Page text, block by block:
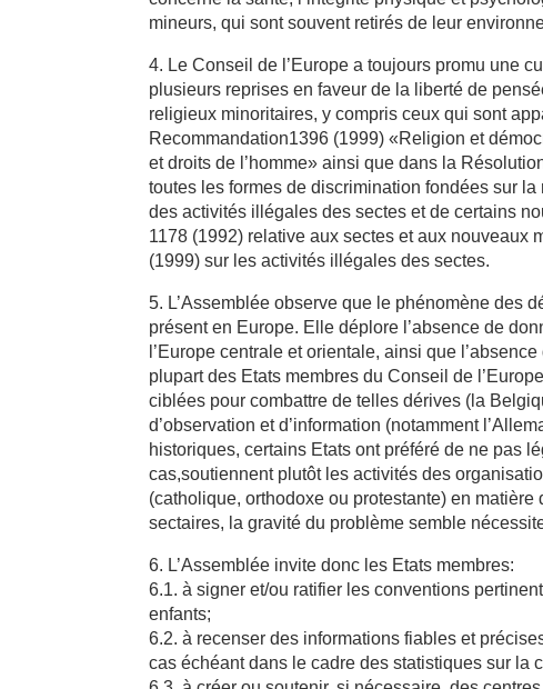
mineurs, qui sont souvent retirés de leur
4. Le Conseil de l’Europe a toujours promu une
plusieurs reprises en faveur de la liberté de
religieux minoritaires, y compris ceux qui sont
Recommandation1396 (1999) «Religion et
et droits de l’homme» ainsi que dans la
toutes les formes de discrimination fondées sur
des activités illégales des sectes et de certains
1178 (1992) relative aux sectes et aux nouveaux
(1999) sur les activités illégales des sectes.
5. L’Assemblée observe que le phénomène des
présent en Europe. Elle déplore l’absence de
l’Europe centrale et orientale, ainsi que
plupart des Etats membres du Conseil de
ciblées pour combattre de telles dérives (la
d’observation et d’information (notamment
historiques, certains Etats ont préféré de ne pas
cas,soutiennent plutôt les activités des
(catholique, orthodoxe ou protestante) en
sectaires, la gravité du problème semble
6. L’Assemblée invite donc les Etats membres:
6.1. à signer et/ou ratifier les conventions
enfants;
6.2. à recenser des informations fiables et
cas échéant dans le cadre des statistiques sur la